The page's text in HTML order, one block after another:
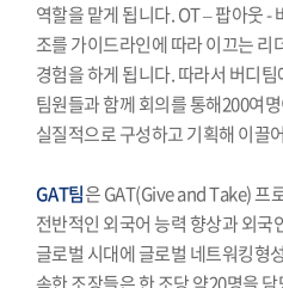
역할을 맡게 됩니다. OT – 팝아웃
조를 가이드라인에 따라 이끄는
경험을 하게 됩니다. 따라서 버디
팀원들과 함께 회의를 통해200여
실질적으로 구성하고 기획해 이끌
GAT팀은 GAT(Give and Take) 프
전반적인 외국어 능력 향상과 외
글로벌 시대에 글로벌 네트워킹형